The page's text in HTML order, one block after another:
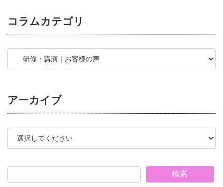
コラムカテゴリ
アーカイブ
検索